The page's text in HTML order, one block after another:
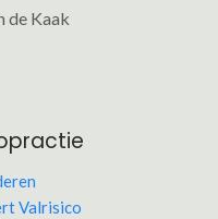
de Kaak
Valrisico